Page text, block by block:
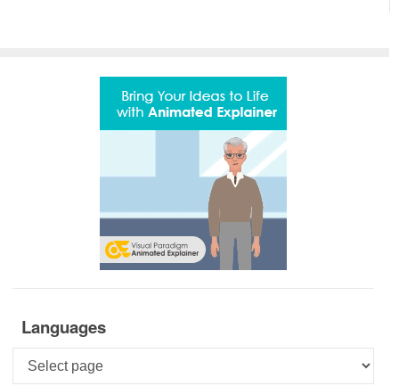
Languages
Languages